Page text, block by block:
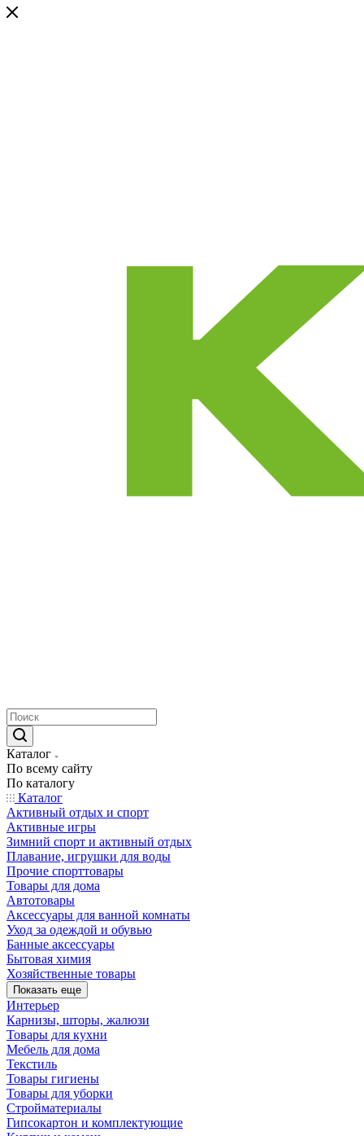
Каталог
По всему сайту
По каталогу
Каталог
Активный отдых и спорт
Активные игры
Зимний спорт и активный отдых
Плавание, игрушки для воды
Прочие спорттовары
Товары для дома
Автотовары
Аксессуары для ванной комнаты
Уход за одеждой и обувью
Банные аксессуары
Бытовая химия
Хозяйственные товары
Показать еще
Интерьер
Карнизы, шторы, жалюзи
Товары для кухни
Мебель для дома
Текстиль
Товары гигиены
Товары для уборки
Стройматериалы
Гипсокартон и комплектующие